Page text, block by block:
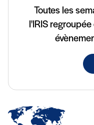
Toutes les
l'IRIS